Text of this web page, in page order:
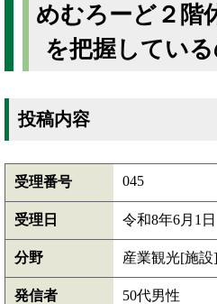
めむろーど２階
を把握してい
投稿内容
受理番号 045
受理日 令和8年6月1日
分野 産業観光[施設]
発信者 50代男性